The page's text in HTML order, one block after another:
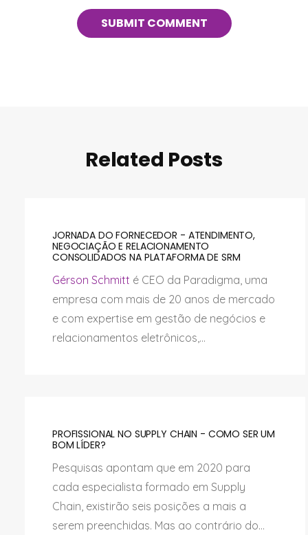
Related Posts
JORNADA DO FORNECEDOR - ATENDIMENTO,
NEGOCIAÇÃO E RELACIONAMENTO
CONSOLIDADOS NA PLATAFORMA DE SRM
Gérson Schmitt é CEO da Paradigma, uma
empresa com mais de 20 anos de mercado
e com expertise em gestão de negócios e
relacionamentos eletrônicos,...
PROFISSIONAL NO SUPPLY CHAIN - COMO SER UM
BOM LÍDER?
Pesquisas apontam que em 2020 para
cada especialista formado em Supply
Chain, existirão seis posições a mais a
serem preenchidas. Mas ao contrário do...